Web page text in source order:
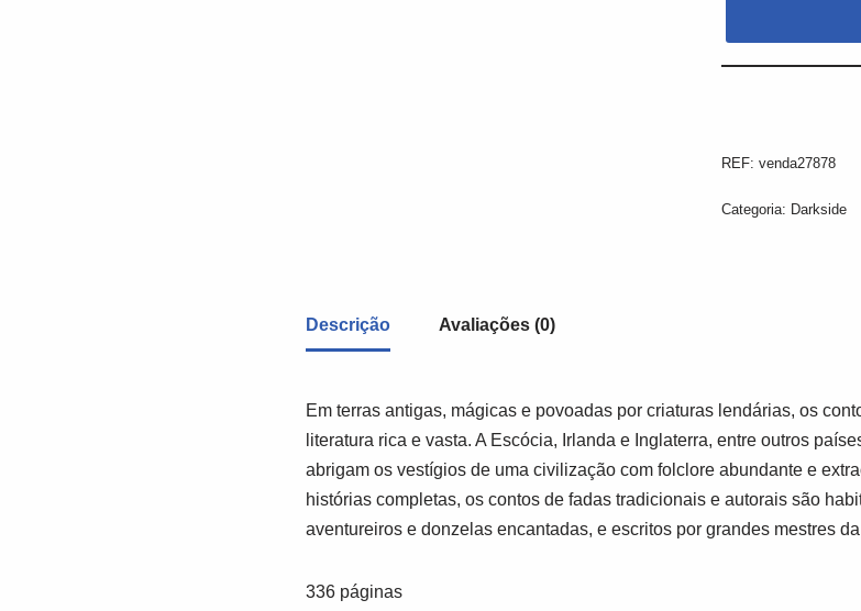
REF:venda27878
Categoria: Darkside
Descrição Avaliações (0)
Em terras antigas, mágicas e povoadas por criaturas lendárias, os
literatura rica e vasta. A Escócia, Irlanda e Inglaterra, entre outros
abrigam os vestígios de uma civilização com folclore abundante e
histórias completas, os contos de fadas tradicionais e autorais são
aventureiros e donzelas encantadas, e escritos por grandes mestres
336 páginas